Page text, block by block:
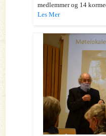
medlemmer og 14
Les Mer